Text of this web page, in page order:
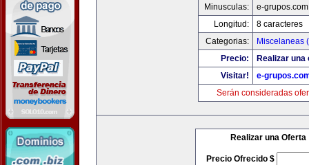
Minusculas:
e-grupos.com
Longitud:
8 caracteres
Categorias:
Miscelaneas
Precio:
Realizar una
Visitar!
e-
Serán consideradas
Realizar una Oferta
Precio Ofrecido $